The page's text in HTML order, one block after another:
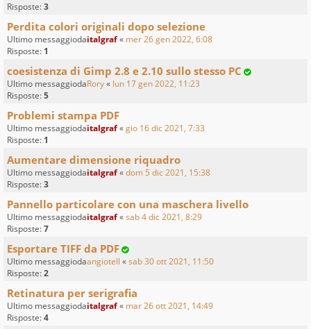
Risposte:3
Perdita colori originali dopo selezione
Ultimo messaggiodaitalgraf« mer 26 gen 2022, 6:08
Risposte: 1
coesistenza di Gimp 2.8 e 2.10 sullo stesso PC
Ultimo messaggiodaRory« lun 17 gen 2022, 11:23
Risposte:5
Problemi stampa PDF
Ultimo messaggiodaitalgraf«gio 16 dic 2021, 7:33
Risposte: 1
Aumentare dimensione riquadro
Ultimo messaggiodaitalgraf«dom 5 dic 2021, 15:38
Risposte:3
Pannello particolare con una maschera livello
Ultimo messaggiodaitalgraf«sab 4 dic 2021, 8:29
Risposte:7
Esportare TIFF da PDF
Ultimo messaggiodaangiotell «sab 30 ott 2021, 11:50
Risposte:2
Retinatura per serigrafia
Ultimo messaggiodaitalgraf« mar 26 ott 2021, 14:49
Risposte:4